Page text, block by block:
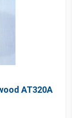
AT320A